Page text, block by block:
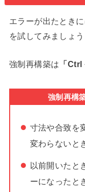
エラーが出たとき
を試してみましょう
強制再構築は 「Ctrl
強制再構
寸法や合致を
変わらないと
以前開いたと
ーになったと